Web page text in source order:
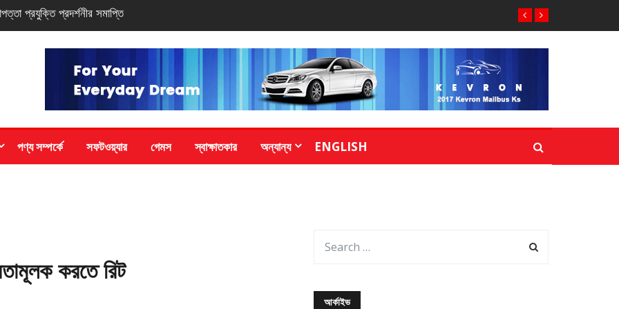
সিরিজ স্মার্টফোন
পণ্য সম্পর্কে সফটওয়্যার গেমস স্বাক্ষাতকার অন্যান্য ENGLISH
করতে রিট
আর্কাইভ